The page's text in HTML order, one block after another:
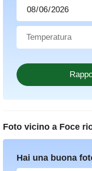
Foto vicino a Foce
Hai una buona